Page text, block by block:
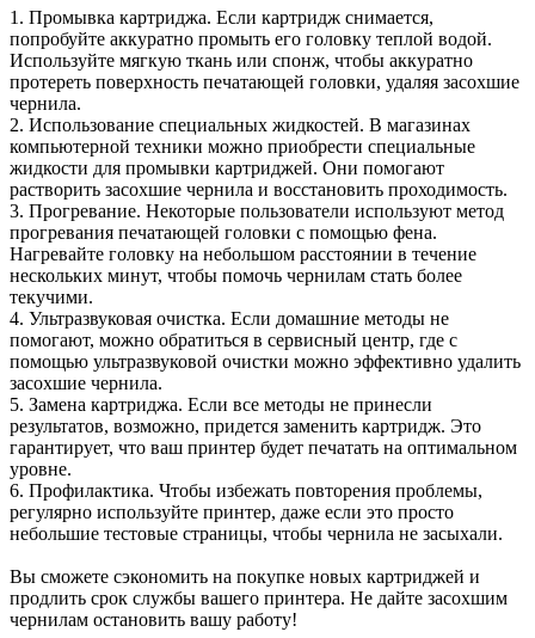
1. Промывка картриджа. Если картридж снимается,
попробуйте аккуратно промыть его головку теплой водой.
Используйте мягкую ткань или спонж, чтобы аккуратно
протереть поверхность печатающей головки, удаляя засохшие
чернила.
2. Использование специальных жидкостей. В магазинах
компьютерной техники можно приобрести специальные
жидкости для промывки картриджей. Они помогают
растворить засохшие чернила и восстановить проходимость.
3. Прогревание. Некоторые пользователи используют метод
прогревания печатающей головки с помощью фена.
Нагревайте головку на небольшом расстоянии в течение
нескольких минут, чтобы помочь чернилам стать более
текучими.
4. Ультразвуковая очистка. Если домашние методы не
помогают, можно обратиться в сервисный центр, где с
помощью ультразвуковой очистки можно эффективно удалить
засохшие чернила.
5. Замена картриджа. Если все методы не принесли
результатов, возможно, придется заменить картридж. Это
гарантирует, что ваш принтер будет печатать на оптимальном
уровне.
6. Профилактика. Чтобы избежать повторения проблемы,
регулярно используйте принтер, даже если это просто
небольшие тестовые страницы, чтобы чернила не засыхали.
Вы сможете сэкономить на покупке новых картриджей и
продлить срок службы вашего принтера. Не дайте засохшим
чернилам остановить вашу работу!